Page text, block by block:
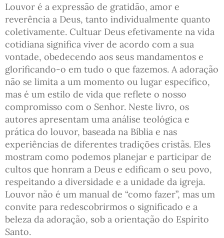
Louvor é a expressão de gratidão, amor e
reverência a Deus, tanto individualmente quanto
coletivamente. Cultuar Deus efetivamente na vida
cotidiana significa viver de acordo com a sua
vontade, obedecendo aos seus mandamentos e
glorificando-o em tudo o que fazemos. A adoração
não se limita a um momento ou lugar específico,
mas é um estilo de vida que reflete o nosso
compromisso com o Senhor. Neste livro, os
autores apresentam uma análise teológica e
prática do louvor, baseada na Bíblia e nas
experiências de diferentes tradições cristãs. Eles
mostram como podemos planejar e participar de
cultos que honram a Deus e edificam o seu povo,
respeitando a diversidade e a unidade da igreja.
Louvor não é um manual de “como fazer”, mas um
convite para redescobrirmos o significado e a
beleza da adoração, sob a orientação do Espírito
Santo.